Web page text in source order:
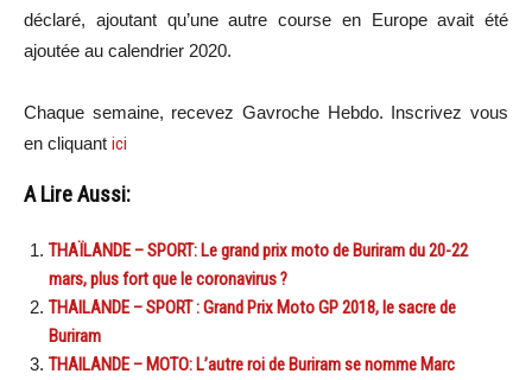
déclaré, ajoutant qu’une autre course en Europe avait été
ajoutée au calendrier 2020.
Chaque semaine, recevez Gavroche Hebdo. Inscrivez vous
en cliquant ici
A Lire Aussi:
THAÏLANDE – SPORT: Le grand prix moto de Buriram du 20-22
mars, plus fort que le coronavirus ?
THAILANDE – SPORT : Grand Prix Moto GP 2018, le sacre de
Buriram
THAILANDE – MOTO: L’autre roi de Buriram se nomme Marc